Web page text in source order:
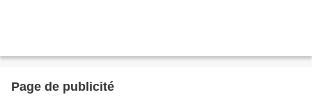
Page de publicité